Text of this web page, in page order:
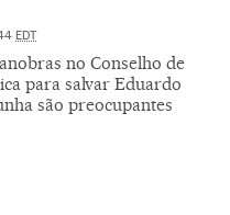
EDT
no Conselho de
para salvar Eduardo
são preocupantes